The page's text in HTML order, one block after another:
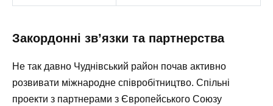
Закордонні зв’язки та партнерства
Не так давно Чуднівський район почав активно
розвивати міжнародне співробітництво. Спільні
проекти з партнерами з Європейського Союзу